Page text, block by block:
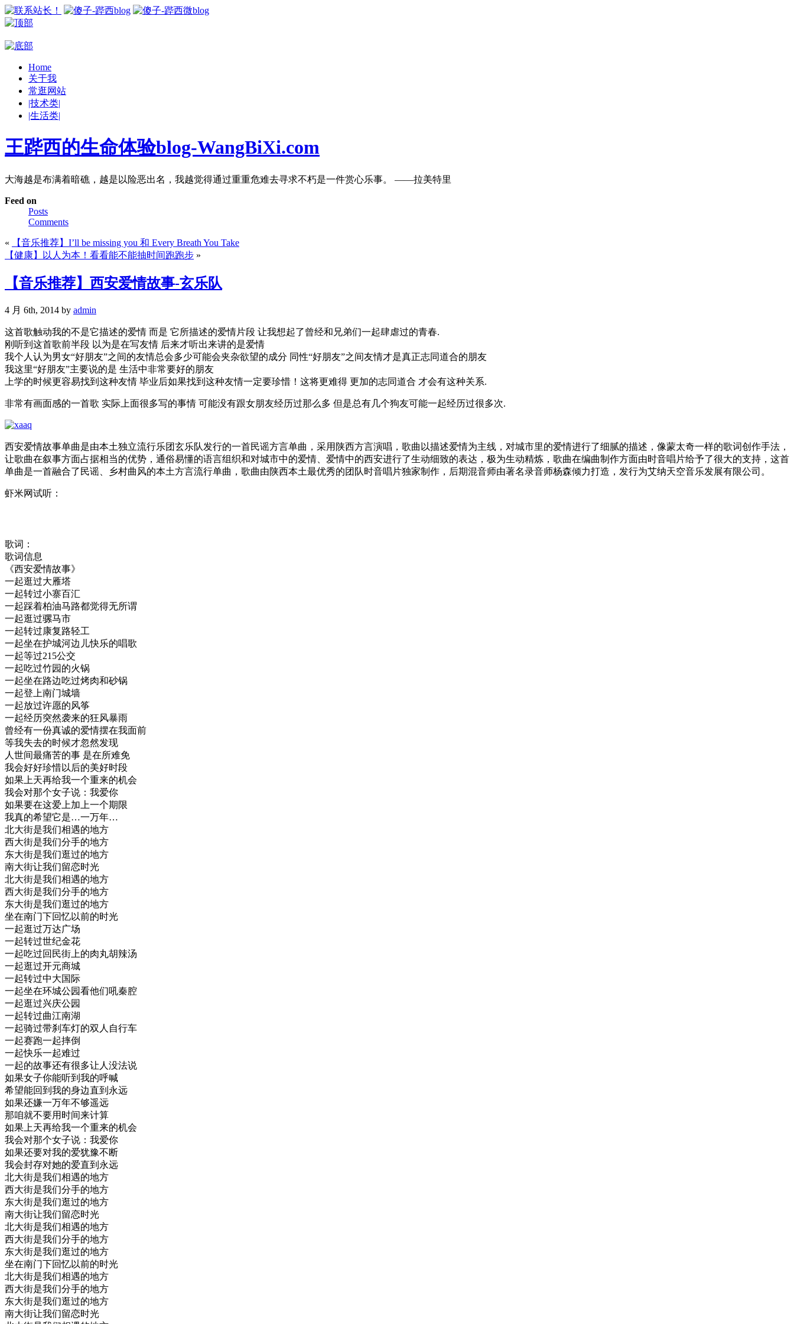
Home
关于我
常逛网站
|技术类|
|生活类|
王跸西的生命体验blog-WangBiXi.com
大海越是布满着暗礁，越是以险恶出名，我越觉得通过重重危难去寻求不朽是一件赏心乐事。 ——拉美特里
Feed on
Posts
Comments
«
【音乐推荐】I’ll be missing you 和 Every Breath You Take
【健康】以人为本！看看能不能抽时间跑跑步 »
【音乐推荐】西安爱情故事-玄乐队
4 月 6th, 2014 by admin
这首歌触动我的不是它描述的爱情 而是 它所描述的爱情片段 让我想起了曾经和兄弟们一起肆虐过的青春.
刚听到这首歌前半段 以为是在写友情 后来才听出来讲的是爱情
我个人认为男女“好朋友”之间的友情总会多少可能会夹杂欲望的成分 同性“好朋友”之间友情才是真正志同道合的朋友
我这里“好朋友”主要说的是 生活中非常要好的朋友
上学的时候更容易找到这种友情 毕业后如果找到这种友情一定要珍惜！这将更难得 更加的志同道合 才会有这种关系.
非常有画面感的一首歌 实际上面很多写的事情 可能没有跟女朋友经历过那么多 但是总有几个狗友可能一起经历过很多次.
西安爱情故事单曲是由本土独立流行乐团玄乐队发行的一首民谣方言单曲，采用陕西方言演唱，歌曲以描述爱情为主线，对城市里的爱情进行了细腻的描述，像蒙太奇一样的歌词创作手法，
让歌曲在叙事方面占据相当的优势，通俗易懂的语言组织和对城市中的爱情、爱情中的西安进行了生动细致的表达，极为生动精炼，歌曲在编曲制作方面由时音唱片给予了很大的支持，这首
单曲是一首融合了民谣、乡村曲风的本土方言流行单曲，歌曲由陕西本土最优秀的团队时音唱片独家制作，后期混音师由著名录音师杨森倾力打造，发行为艾纳天空音乐发展有限公司。
虾米网试听：
歌词：
歌词信息
《西安爱情故事》
一起逛过大雁塔
一起转过小寨百汇
一起踩着柏油马路都觉得无所谓
一起逛过骡马市
一起转过康复路轻工
一起坐在护城河边儿快乐的唱歌
一起等过215公交
一起吃过竹园的火锅
一起坐在路边吃过烤肉和砂锅
一起登上南门城墙
一起放过许愿的风筝
一起经历突然袭来的狂风暴雨
曾经有一份真诚的爱情摆在我面前
等我失去的时候才忽然发现
人世间最痛苦的事 是在所难免
我会好好珍惜以后的美好时段
如果上天再给我一个重来的机会
我会对那个女子说：我爱你
如果要在这爱上加上一个期限
我真的希望它是…一万年…
北大街是我们相遇的地方
西大街是我们分手的地方
东大街是我们逛过的地方
南大街让我们留恋时光
北大街是我们相遇的地方
西大街是我们分手的地方
东大街是我们逛过的地方
坐在南门下回忆以前的时光
一起逛过万达广场
一起转过世纪金花
一起吃过回民街上的肉丸胡辣汤
一起逛过开元商城
一起转过中大国际
一起坐在环城公园看他们吼秦腔
一起逛过兴庆公园
一起转过曲江南湖
一起骑过带刹车灯的双人自行车
一起赛跑一起摔倒
一起快乐一起难过
一起的故事还有很多让人没法说
如果女子你能听到我的呼喊
希望能回到我的身边直到永远
如果还嫌一万年不够遥远
那咱就不要用时间来计算
如果上天再给我一个重来的机会
我会对那个女子说：我爱你
如果还要对我的爱犹豫不断
我会封存对她的爱直到永远
北大街是我们相遇的地方
西大街是我们分手的地方
东大街是我们逛过的地方
南大街让我们留恋时光
北大街是我们相遇的地方
西大街是我们分手的地方
东大街是我们逛过的地方
坐在南门下回忆以前的时光
北大街是我们相遇的地方
西大街是我们分手的地方
东大街是我们逛过的地方
南大街让我们留恋时光